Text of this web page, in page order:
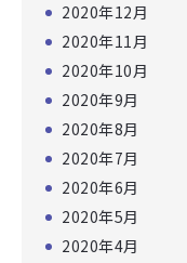
2020年12月
2020年11月
2020年10月
2020年9月
2020年8月
2020年7月
2020年6月
2020年5月
2020年4月